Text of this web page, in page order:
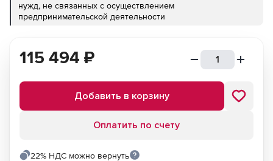
нужд, не связанных с осуществлением
предпринимательской деятельности
115 494 ₽
Добавить в корзину
Оплатить по счету
22% НДС можно вернуть